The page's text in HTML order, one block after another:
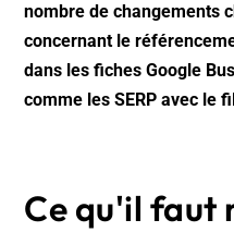
nombre de changements
concernant le
dans les fiches Google
comme les SERP avec le
Ce qu'il faut